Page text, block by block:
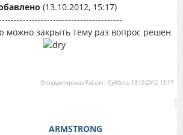
(13.10.2012, 15:17)
можно закрыть тему раз вопрос решен
Отредактировал FaLcon -Суббота, 13.10.2012, 15:17
ARMSTRONG